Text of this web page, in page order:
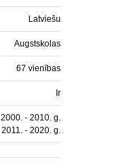
Latviešu
Augstskolas
67 vienības
Ir
2000. - 2010. g.
2011. - 2020. g.